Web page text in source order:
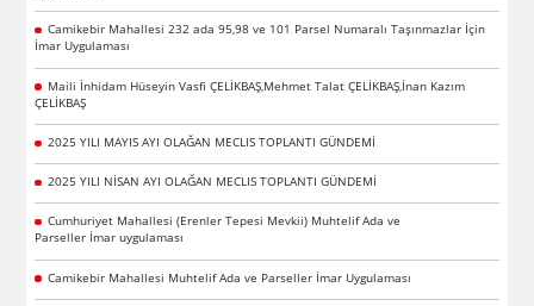
Camikebir Mahallesi 232 ada 95,98 ve 101 Parsel Numaralı Taşınmazlar İçin
İmar Uygulaması
Maili İnhidam Hüseyin Vasfi ÇELİKBAŞ,Mehmet Talat ÇELİKBAŞ,İnan Kazım
ÇELİKBAŞ
2025 YILI MAYIS AYI OLAĞAN MECLIS TOPLANTI GÜNDEMİ
2025 YILI NİSAN AYI OLAĞAN MECLIS TOPLANTI GÜNDEMİ
Cumhuriyet Mahallesi (Erenler Tepesi Mevkii) Muhtelif Ada ve
Parseller İmar uygulaması
Camikebir Mahallesi Muhtelif Ada ve Parseller İmar Uygulaması